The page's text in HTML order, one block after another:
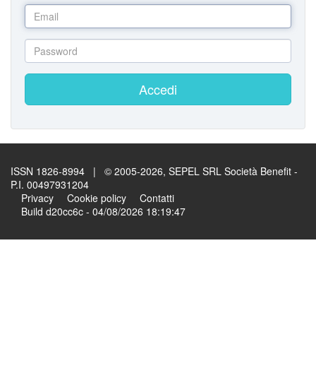
Accedi
ISSN 1826-8994 | © 2005-2026, SEPEL SRL Società Benefit -
P.I. 00497931204
Privacy
Cookie policy
Contatti
Build d20cc6c - 04/08/2026 18:19:47